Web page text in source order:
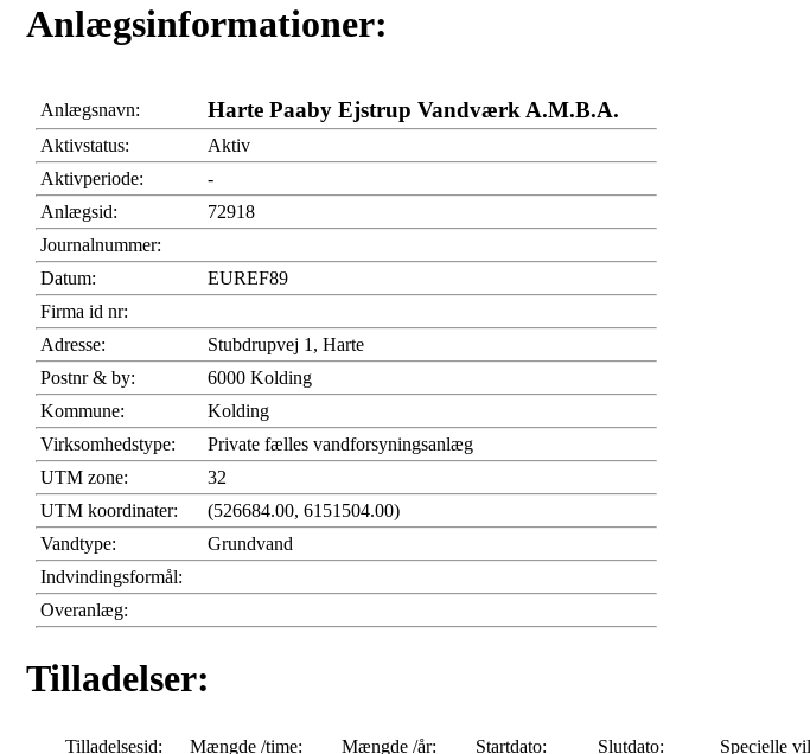
Anlægsinformationer:
Anlægsnavn: Harte Paaby Ejstrup Vandværk A.M.B.A.
Aktivstatus:
Aktiv
Aktivperiode:
-
Anlægsid:
72918
Journalnummer:
Datum:
EUREF89
Firma id nr:
Adresse:
Stubdrupvej 1, Harte
Postnr & by:
6000 Kolding
Kommune:
Kolding
Virksomhedstype:
Private fælles vandforsyningsanlæg
UTM zone:
32
UTM koordinater:
(526684.00, 6151504.00)
Vandtype:
Grundvand
Indvindingsformål:
Overanlæg:
Tilladelser:
Tilladelsesid: Mængde /time: Mængde /år: Startdato: Slutdato: Specielle